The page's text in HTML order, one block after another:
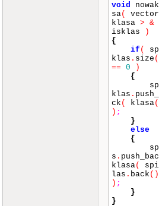
void
sa( vector
klasa > &
isklas
)
{
if (
klas . size
== 0
)
{
klas .
ck ( klasa
) ;
}
else
{
s .
klasa(
las . back ()
) ;
}
}